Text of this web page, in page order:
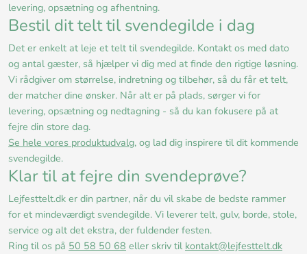
levering, opsætning og afhentning.
Bestil dit telt til svendegilde i dag
Det er enkelt at leje et telt til svendegilde. Kontakt os med dato
og antal gæster, så hjælper vi dig med at finde den rigtige løsning.
Vi rådgiver om størrelse, indretning og tilbehør, så du får et telt,
der matcher dine ønsker. Når alt er på plads, sørger vi for
levering, opsætning og nedtagning - så du kan fokusere på at
fejre din store dag.
Se hele vores produktudvalg, og lad dig inspirere til dit kommende
svendegilde.
Klar til at fejre din svendeprøve?
Lejfesttelt.dk er din partner, når du vil skabe de bedste rammer
for et mindeværdigt svendegilde. Vi leverer telt, gulv, borde, stole,
service og alt det ekstra, der fuldender festen.
Ring til os på 50 58 50 68 eller skriv til kontakt@lejfesttelt.dk